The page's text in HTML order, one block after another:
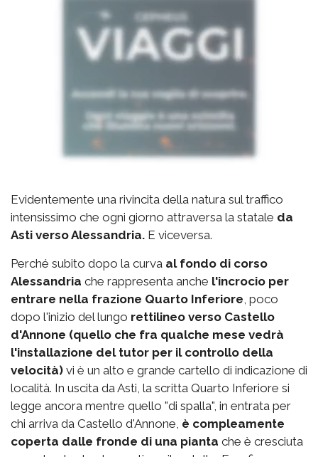
Evidentemente una rivincita della natura sul traffico
intensissimo che ogni giorno attraversa la statale da
Asti verso Alessandria. E viceversa.
Perché subito dopo la curva al fondo di corso
Alessandria che rappresenta anche l'incrocio per
entrare nella frazione Quarto Inferiore , poco
dopo l'inizio del lungo rettilineo verso Castello
d'Annone (quello che fra qualche mese vedrà
l'installazione del tutor per il controllo della
velocità) vi è un alto e grande cartello di indicazione di
località. In uscita da Asti, la scritta Quarto Inferiore si
legge ancora mentre quello "di spalla", in entrata per
chi arriva da Castello d'Annone, è compleamente
coperta dalle fronde di una pianta che è cresciuta